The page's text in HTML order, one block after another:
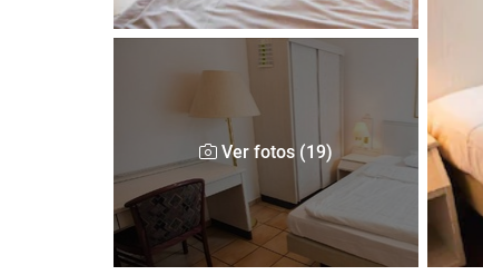
Ver fotos (19)